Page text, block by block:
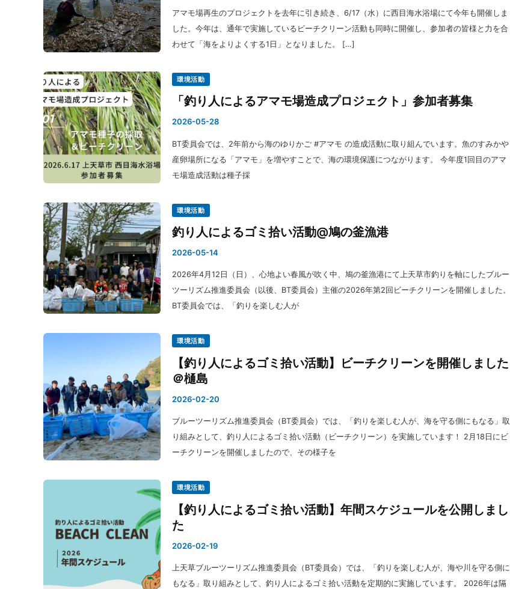
アマモ場再生のプロジェクトを去年に引き続き、6/17（水）に西目海水浴場にて今年も開催しま
した。今年は、通年で実施しているビーチクリーン活動も同時に開催し、参加者の皆様と力を合
わせて「海をよりよくする1日」となりました。 […]
環境活動
「釣り人によるアマモ場造成プロジェクト」参加者募集
2026-05-28
BT委員会では、2年前から海のゆりかご #アマモ の造成活動に取り組んでいます。魚のすみかや
産卵場所になる「アマモ」を増やすことで、海の環境保護につながります。 今年度1回目のアマ
モ場造成活動は種子採
環境活動
釣り人によるゴミ拾い活動@鳩の釜漁港
2026-05-14
2026年4月12日（日）、心地よい春風が吹く中、鳩の釜漁港にて上天草市釣りを軸にしたブルー
ツーリズム推進委員会（以後、BT委員会）主催の2026年第2回ビーチクリーンを開催しました。
BT委員会では、「釣りを楽しむ人が
環境活動
【釣り人によるゴミ拾い活動】ビーチクリーンを開催しました
＠樋島
2026-02-20
ブルーツーリズム推進委員会（BT委員会）では、「釣りを楽しむ人が、海を守る側にもなる」取
り組みとして、釣り人によるゴミ拾い活動（ビーチクリーン）を実施しています！ 2月18日にビ
ーチクリーンを開催しましたので、その様子を
環境活動
【釣り人によるゴミ拾い活動】年間スケジュールを公開しまし
た
2026-02-19
上天草ブルーツーリズム推進委員会（BT委員会）では、「釣りを楽しむ人が、海や川を守る側に
もなる」取り組みとして、釣り人によるゴミ拾い活動を定期的に実施しています。 2026年は隔